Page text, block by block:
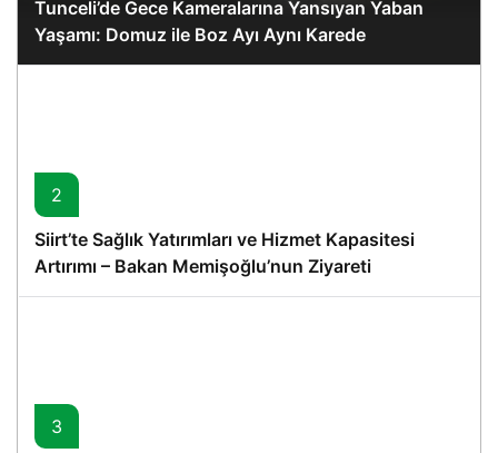
Tunceli’de Gece Kameralarına Yansıyan Yaban
Yaşamı: Domuz ile Boz Ayı Aynı Karede
2
Siirt’te Sağlık Yatırımları ve Hizmet Kapasitesi
Artırımı – Bakan Memişoğlu’nun Ziyareti
3